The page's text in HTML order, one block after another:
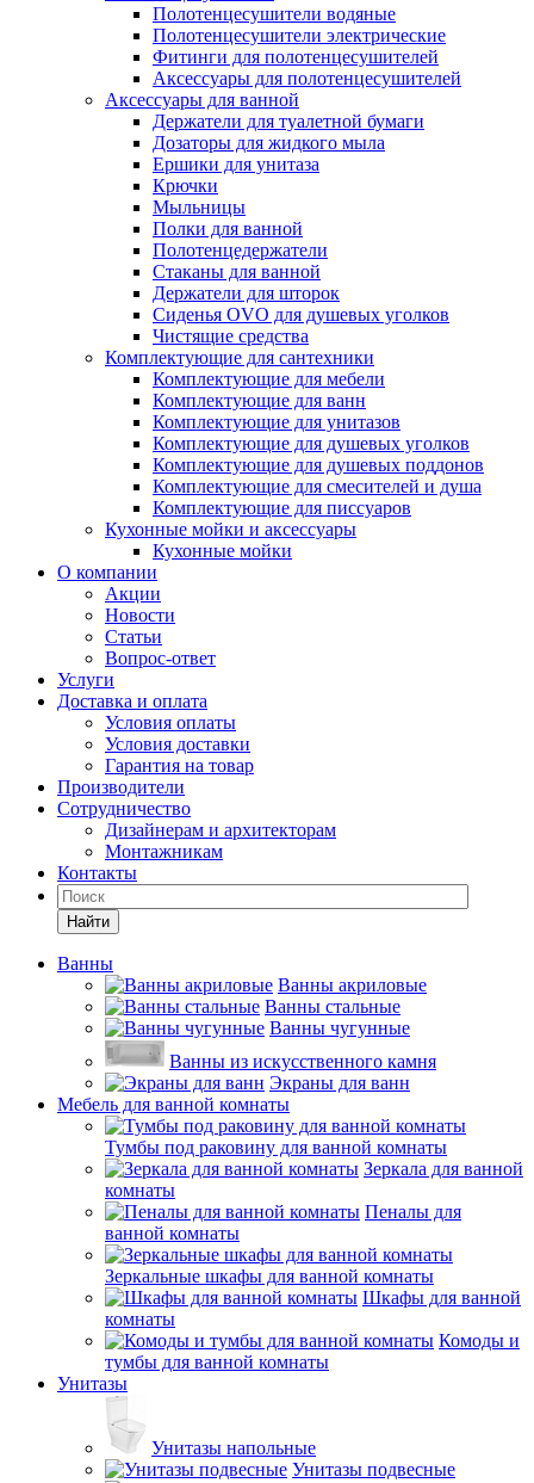
Полотенцесушители водяные
Полотенцесушители электрические
Фитинги для полотенцесушителей
Аксессуары для полотенцесушителей
Аксессуары для ванной
Держатели для туалетной бумаги
Дозаторы для жидкого мыла
Ершики для унитаза
Крючки
Мыльницы
Полки для ванной
Полотенцедержатели
Стаканы для ванной
Держатели для шторок
Сиденья OVO для душевых уголков
Чистящие средства
Комплектующие для сантехники
Комплектующие для мебели
Комплектующие для ванн
Комплектующие для унитазов
Комплектующие для душевых уголков
Комплектующие для душевых поддонов
Комплектующие для смесителей и душа
Комплектующие для писсуаров
Кухонные мойки и аксессуары
Кухонные мойки
О компании
Акции
Новости
Статьи
Вопрос-ответ
Услуги
Доставка и оплата
Условия оплаты
Условия доставки
Гарантия на товар
Производители
Сотрудничество
Дизайнерам и архитекторам
Монтажникам
Контакты
Найти
Ванны
Ванны акриловые
Ванны стальные
Ванны чугунные
Ванны из искусственного камня
Экраны для ванн
Мебель для ванной комнаты
Тумбы под раковину для ванной комнаты
Зеркала для ванной
комнаты
Пеналы для
ванной комнаты
Зеркальные шкафы для ванной комнаты
Шкафы для ванной
комнаты
Комоды и
тумбы для ванной комнаты
Унитазы
Унитазы напольные
Унитазы подвесные